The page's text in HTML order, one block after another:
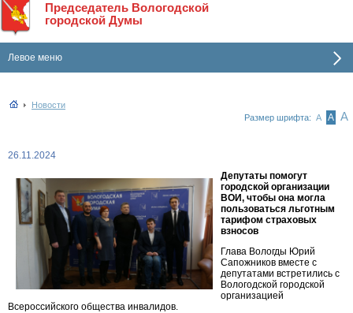
Председатель Вологодской
городской Думы
Левое меню
Новости
Размер шрифта: А А А
26.11.2024
Депутаты помогут
городской организации
ВОИ, чтобы она могла
пользоваться льготным
тарифом страховых
взносов
Глава Вологды Юрий
Сапожников вместе с
депутатами встретились с
Вологодской городской
организацией
Всероссийского общества инвалидов.